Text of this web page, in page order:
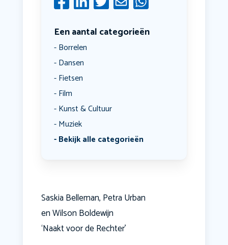
Een aantal categorieën
Borrelen
Dansen
Fietsen
Film
Kunst & Cultuur
Muziek
Bekijk alle categorieën
Saskia Belleman, Petra Urban
en Wilson Boldewijn
‘Naakt voor de Rechter’